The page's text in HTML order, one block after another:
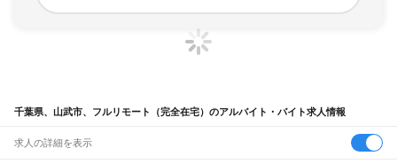
千葉県、山武市、フルリモート（完全在宅）のアルバイト・バイト求人情報
求人の詳細を表示